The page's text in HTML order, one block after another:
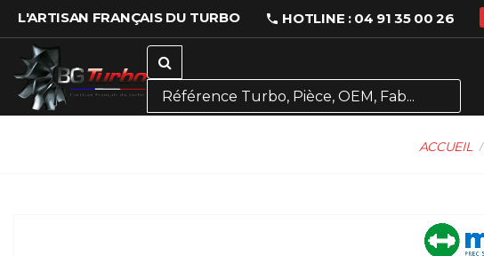
L'ARTISAN FRANÇAIS DU TURBO HOTLINE : 04 91 35 00 26
ACCUEIL